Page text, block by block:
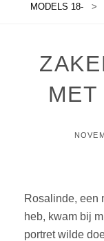
MODELS 18- >
Rosalinde, een
heb, kwam bij
portret wilde